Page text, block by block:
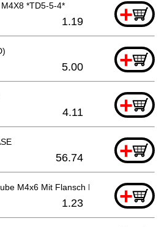
*TD5-5-4* +
1.19
+
5.00
+
4.11
+
56.74
M4x6 Mit Flansch For (s) +
1.23